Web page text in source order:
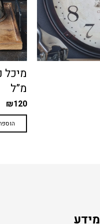
סט
₪79
מידע